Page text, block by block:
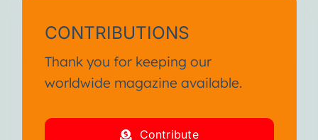
CONTRIBUTIONS
Thank you for keeping our
worldwide magazine available.
Contribute